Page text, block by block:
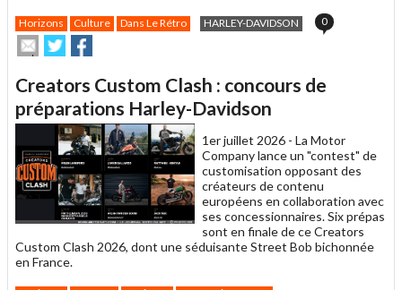
Horizons Culture Dans Le Rétro HARLEY-DAVIDSON 0
Envoyer
cet
à
un
ami
Partager
sur
sur
Creators Custom Clash : concours de
préparations Harley-Davidson
1er juillet 2026 - La Motor
Company lance un "contest" de
customisation opposant des
créateurs de contenu
européens en collaboration avec
ses concessionnaires. Six prépas
sont en finale de ce Creators
Custom Clash 2026, dont une séduisante Street Bob bichonnée
en France.